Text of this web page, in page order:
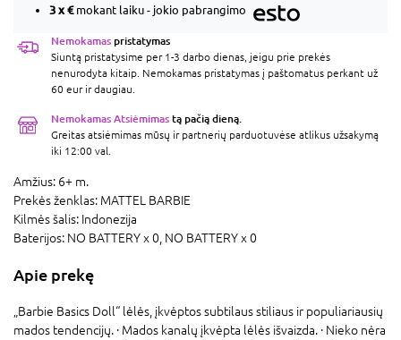
3 x€mokant laiku - jokio pabrangimo
Nemokamas pristatymas
Siuntą pristatysime per 1-3 darbo dienas, jeigu prie prekės
nenurodyta kitaip. Nemokamas pristatymas į paštomatus perkant už
60 eur ir daugiau.
Nemokamas Atsiėmimas tą pačią dieną.
Greitas atsiėmimas mūsų ir partnerių parduotuvėse atlikus užsakymą
iki 12:00 val.
Amžius: 6+ m.
Prekės ženklas: MATTEL BARBIE
Kilmės šalis: Indonezija
Baterijos: NO BATTERY x 0, NO BATTERY x 0
Apie prekę
„Barbie Basics Doll“ lėlės, įkvėptos subtilaus stiliaus ir populiariausių
mados tendencijų. · Mados kanalų įkvėpta lėlės išvaizda. · Nieko nėra